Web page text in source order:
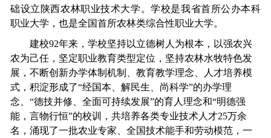
础设立陕西农林职业技术大学。学校是我省首所公办本科
职业大学，也是全国首所农林类综合性职业大学。
建校92年来，学校坚持以立德树人为根本，以强农兴
农为己任，坚定职业教育类型定位，坚持农林水牧特色发
展，不断创新办学体制机制、教育教学理念、人才培养模
式，积淀形成了“经国本、解民生、尚科学”的办学理
念、“德技并修、全面可持续发展”的育人理念和“明德强
能，言物行恒”的校训，共培养各类专业技术人才25万余
名，涌现了一批农业专家、全国技术能手和劳动模范，一